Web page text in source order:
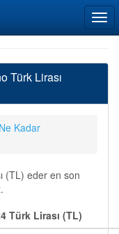
Türk Lirası
Kadar
(TL) eder en son
Türk Lirası (TL)